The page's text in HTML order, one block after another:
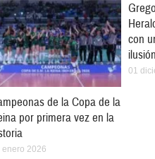
de la Copa de la
por primera vez en la
enero 2026
con
01